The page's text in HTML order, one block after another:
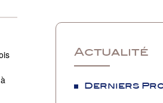
Actualité
Derniers